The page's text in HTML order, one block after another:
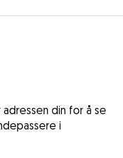
din for å se
i